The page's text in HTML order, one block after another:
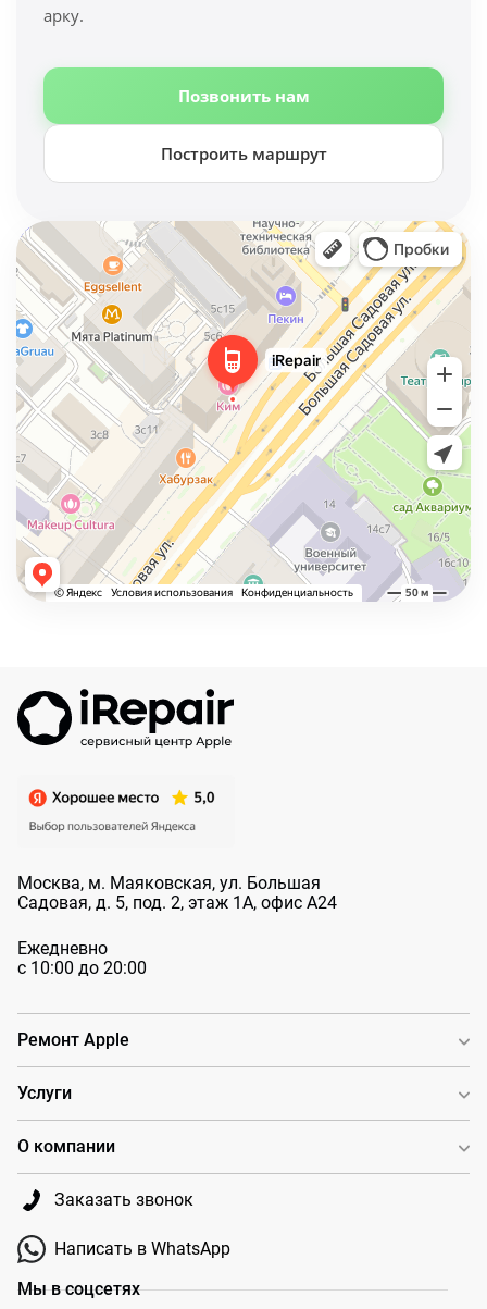
арку.
Позвонить нам
Построить маршрут
Москва, м. Маяковская, ул. Большая
Садовая, д. 5, под. 2, этаж 1А, офис А24
Ежедневно
с 10:00 до 20:00
Заказать звонок
Написать в WhatsApp
Ремонт Apple
Услуги
О компании
Мы в соцсетях